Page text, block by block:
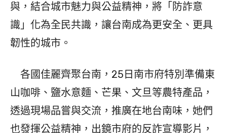
與，結合城市魅力與公益精神，將「防詐意
識」化為全民共識，讓台南成為更安全、更具
韌性的城市。
各國佳麗齊聚台南，25日南市府特別準備東
山咖啡、鹽水意麵、芒果、文旦等農特產品，
透過現場品嘗與交流，推廣在地台南味，她們
也發揮公益精神，出鏡市府的反詐宣導影片，